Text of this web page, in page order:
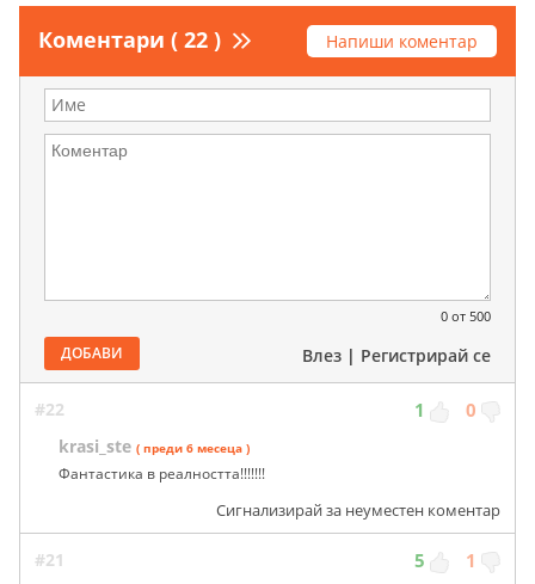
Коментари ( 22 ) Напиши коментар
0 от 500
ДОБАВИ Влез | Регистрирай се
#22 1 0
krasi_ste ( преди 6 месеца )
Фантастика в реалността!!!!!!!
Сигнализирай за неуместен коментар
#21 5 1